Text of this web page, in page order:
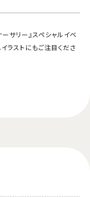
サリー』スペシャルイベ
ラストにもご注目くださ